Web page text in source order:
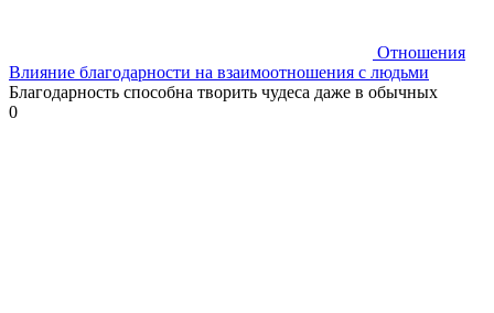
Отношения
Влияние благодарности на взаимоотношения с людьми
Благодарность способна творить чудеса даже в обычных
0